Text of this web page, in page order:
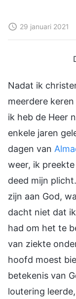
29 januari 2021
Nadat ik
meerdere
ik heb de Heer
enkele jaren
dagen van
weer, ik
deed mijn
zijn aan God,
dacht niet dat
had om het te
van ziekte
hoofd moest
betekenis van
loutering